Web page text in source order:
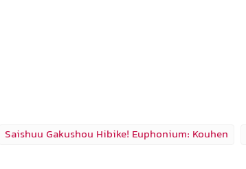
Saishuu Gakushou Hibike! Euphonium: Kouhen